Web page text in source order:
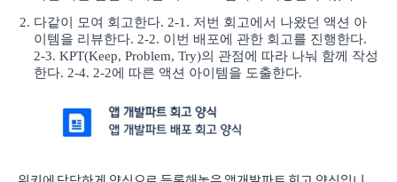
다같이 모여 회고한다. 2-1. 저번 회고에서 나왔던 액션 아
이템을 리뷰한다. 2-2. 이번 배포에 관한 회고를 진행한다.
2-3. KPT(Keep, Problem, Try)의 관점에 따라 나눠 함께 작성
한다. 2-4. 2-2에 따른 액션 아이템을 도출한다.